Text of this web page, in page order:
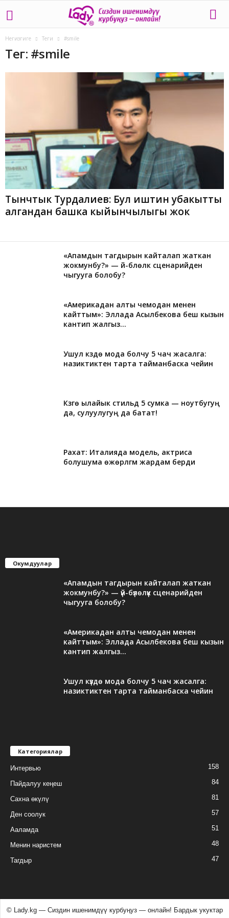
Негизгиге Теги #smile
Тег: #smile
Тынчтык Турдалиев: Бул иштин убакытты
алгандан башка кыйынчылыгы жок
«Апамдын тагдырын кайталап жаткан
жокмунбу?» — үй-бүлөлүк сценарийден
чыгууга болобу?
«Америкадан алты чемодан менен
кайттым»: Эллада Асылбекова беш кызын
кантип жалгыз...
Ушул күздө мода болчу 5 чач жасалга:
назиктиктен тарта тайманбаска чейин
Күзгө ылайык стильдүү 5 сумка — ноутбугуң
да, сулуулугуң да батат!
Рахат: Италияда модель, актриса
болушума өжөрлүгүм жардам берди
Окумдуулар
«Апамдын тагдырын кайталап жаткан
жокмунбу?» — үй-бүлөлүк сценарийден
чыгууга болобу?
«Америкадан алты чемодан менен
кайттым»: Эллада Асылбекова беш кызын
кантип жалгыз...
Ушул күздө мода болчу 5 чач жасалга:
назиктиктен тарта тайманбаска чейин
Категориялар
Интервью 158
Пайдалуу кеңеш 84
Сахна өкүлү 81
Ден соолук 57
Ааламда 51
Менин наристем 48
Тагдыр 47
© Lady.kg — Сиздин ишенимдүү курбуӊуз — онлайн! Бардык укуктар